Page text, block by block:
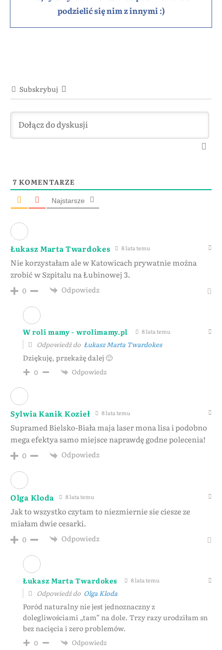
podzielić się nim z innymi :)
Subskrybuj
7 KOMENTARZE
Najstarsze
Łukasz Marta Twardokes 8 lata temu
Nie korzystałam ale w Katowicach prywatnie można
zrobić w Szpitalu na Łubinowej 3.
0 Odpowiedz
W roli mamy - wrolimamy.pl 8 lata temu
Odpowiedź do Łukasz Marta Twardokes
Dziękuję, przekażę dalej 🙂
0 Odpowiedz
Sylwia Kanik Kozieł 8 lata temu
Supramed Bielsko-Biała maja laser mona lisa i podobno
mega efektya samo miejsce naprawdę godne polecenia!
0 Odpowiedz
Olga Kloda 8 lata temu
Jak to wszystko czytam to niezmiernie sie ciesze ze
miałam dwie cesarki.
0 Odpowiedz
Łukasz Marta Twardokes 8 lata temu
Odpowiedź do Olga Kloda
Poród naturalny nie jest jednoznaczny z
dolegliwościami „tam” na dole. Trzy razy urodziłam sn
bez nacięcia i zero problemów.
0 Odpowiedz